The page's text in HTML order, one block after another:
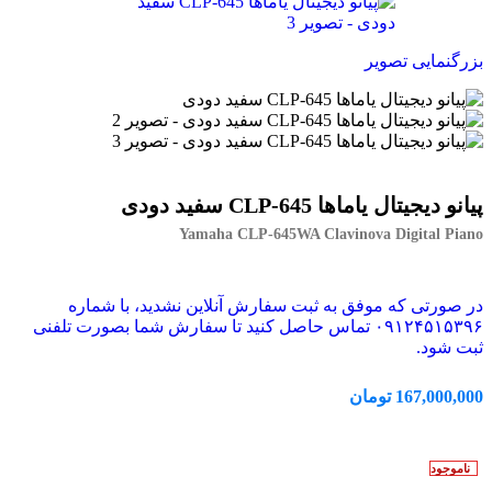
بزرگنمایی تصویر
پیانو دیجیتال یاماها CLP-645 سفید دودی
Yamaha CLP-645WA Clavinova Digital Piano
در صورتی که موفق به ثبت سفارش آنلاین نشدید، با شماره
۰۹۱۲۴۵۱۵۳۹۶ تماس حاصل کنید تا سفارش شما بصورت تلفنی
ثبت شود.
167,000,000 تومان
ناموجود